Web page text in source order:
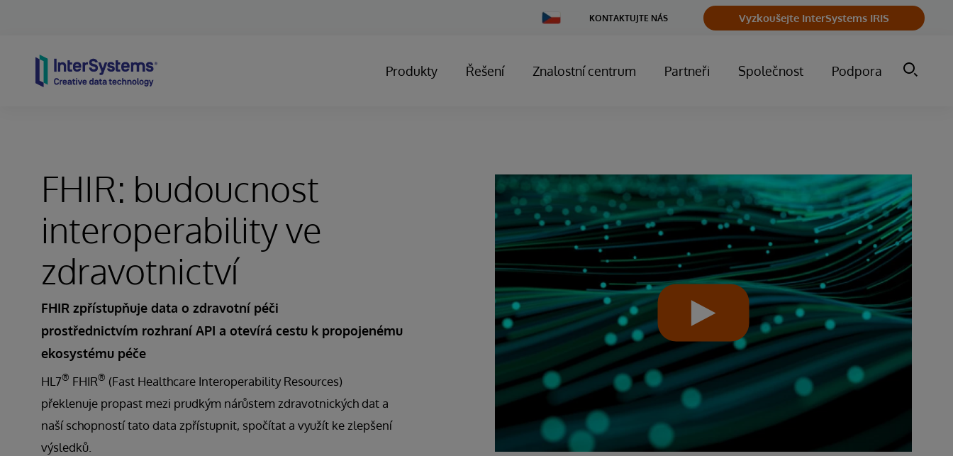
Change
Country
KONTAKTUJTE NÁS Vyzkoušejte InterSystems IRIS
Produkty Řešení Znalostní centrum Partneři Společnost Podpora
FHIR: budoucnost
interoperability ve
zdravotnictví
FHIR zpřístupňuje data o zdravotní péči
prostřednictvím rozhraní API a otevírá cestu k propojenému
ekosystému péče
HL7® FHIR® (Fast Healthcare Interoperability Resources)
překlenuje propast mezi prudkým nárůstem zdravotnických dat a
naší schopností tato data zpřístupnit, spočítat a využít ke zlepšení
výsledků.